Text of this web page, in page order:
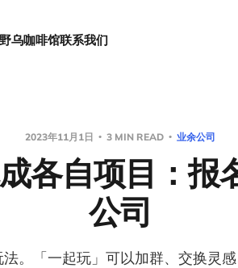
乌咖啡馆联系我们
2023年11月1日 3 MIN READ 业余公司
各自项目：报
公司
。「一起玩」可以加群、交换灵